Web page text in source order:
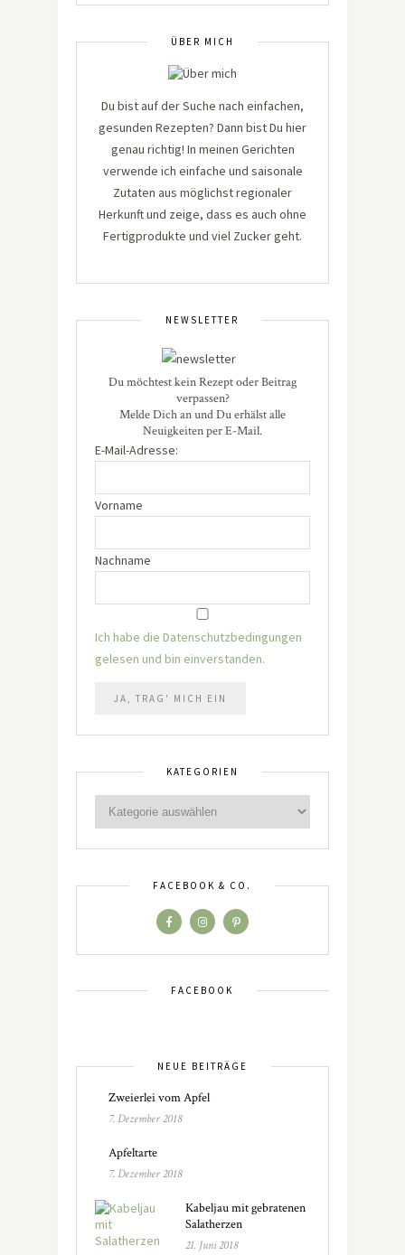
ÜBER MICH
Du bist auf der Suche nach einfachen,
gesunden Rezepten? Dann bist Du hier
genau richtig! In meinen Gerichten
verwende ich einfache und saisonale
Zutaten aus möglichst regionaler
Herkunft und zeige, dass es auch ohne
Fertigprodukte und viel Zucker geht.
NEWSLETTER
Du möchtest kein Rezept oder Beitrag
verpassen?
Melde Dich an und Du erhälst alle
Neuigkeiten per E-Mail.
E-Mail-Adresse:
Vorname
Nachname
Ich habe die Datenschutzbedingungen
gelesen und bin einverstanden.
KATEGORIEN
FACEBOOK & CO.
FACEBOOK
NEUE BEITRÄGE
Zweierlei vom Apfel
7. Dezember 2018
Apfeltarte
7. Dezember 2018
Kabeljau mit gebratenen
Salatherzen
21. Juni 2018